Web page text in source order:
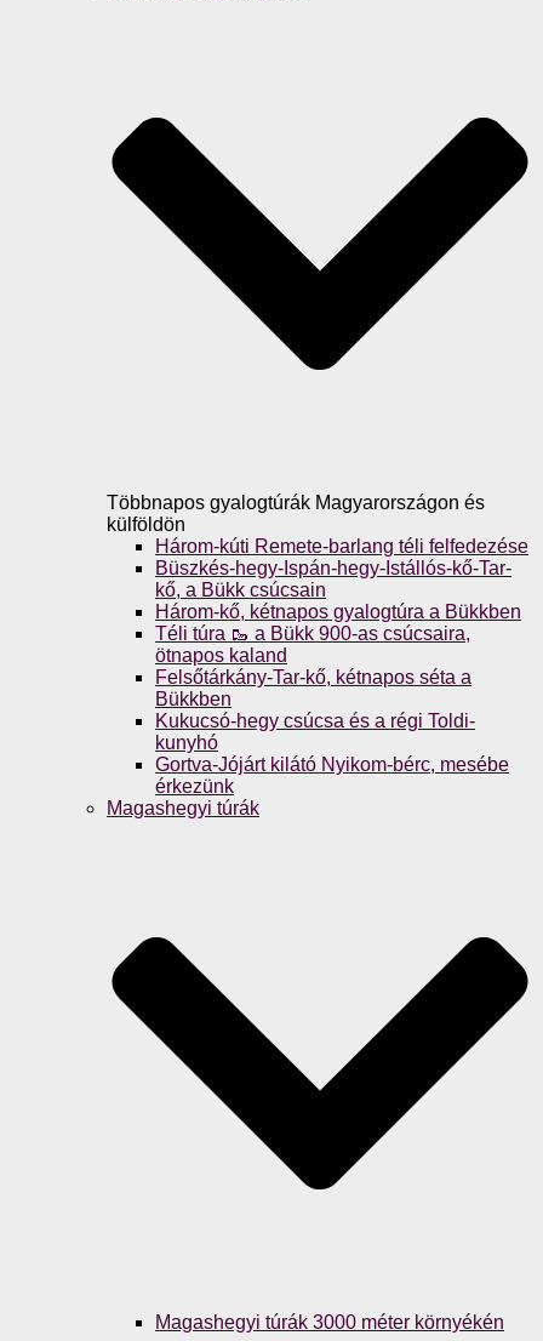
Többnapos gyalogtúrák Magyarországon és
külföldön
Három-kúti Remete-barlang téli felfedezése
Büszkés-hegy-Ispán-hegy-Istállós-kő-Tar-
kő, a Bükk csúcsain
Három-kő, kétnapos gyalogtúra a Bükkben
Téli túra 🥾 a Bükk 900-as csúcsaira,
ötnapos kaland
Felsőtárkány-Tar-kő, kétnapos séta a
Bükkben
Kukucsó-hegy csúcsa és a régi Toldi-
kunyhó
Gortva-Jójárt kilátó Nyikom-bérc, mesébe
érkezünk
Magashegyi túrák
Magashegyi túrák 3000 méter környékén